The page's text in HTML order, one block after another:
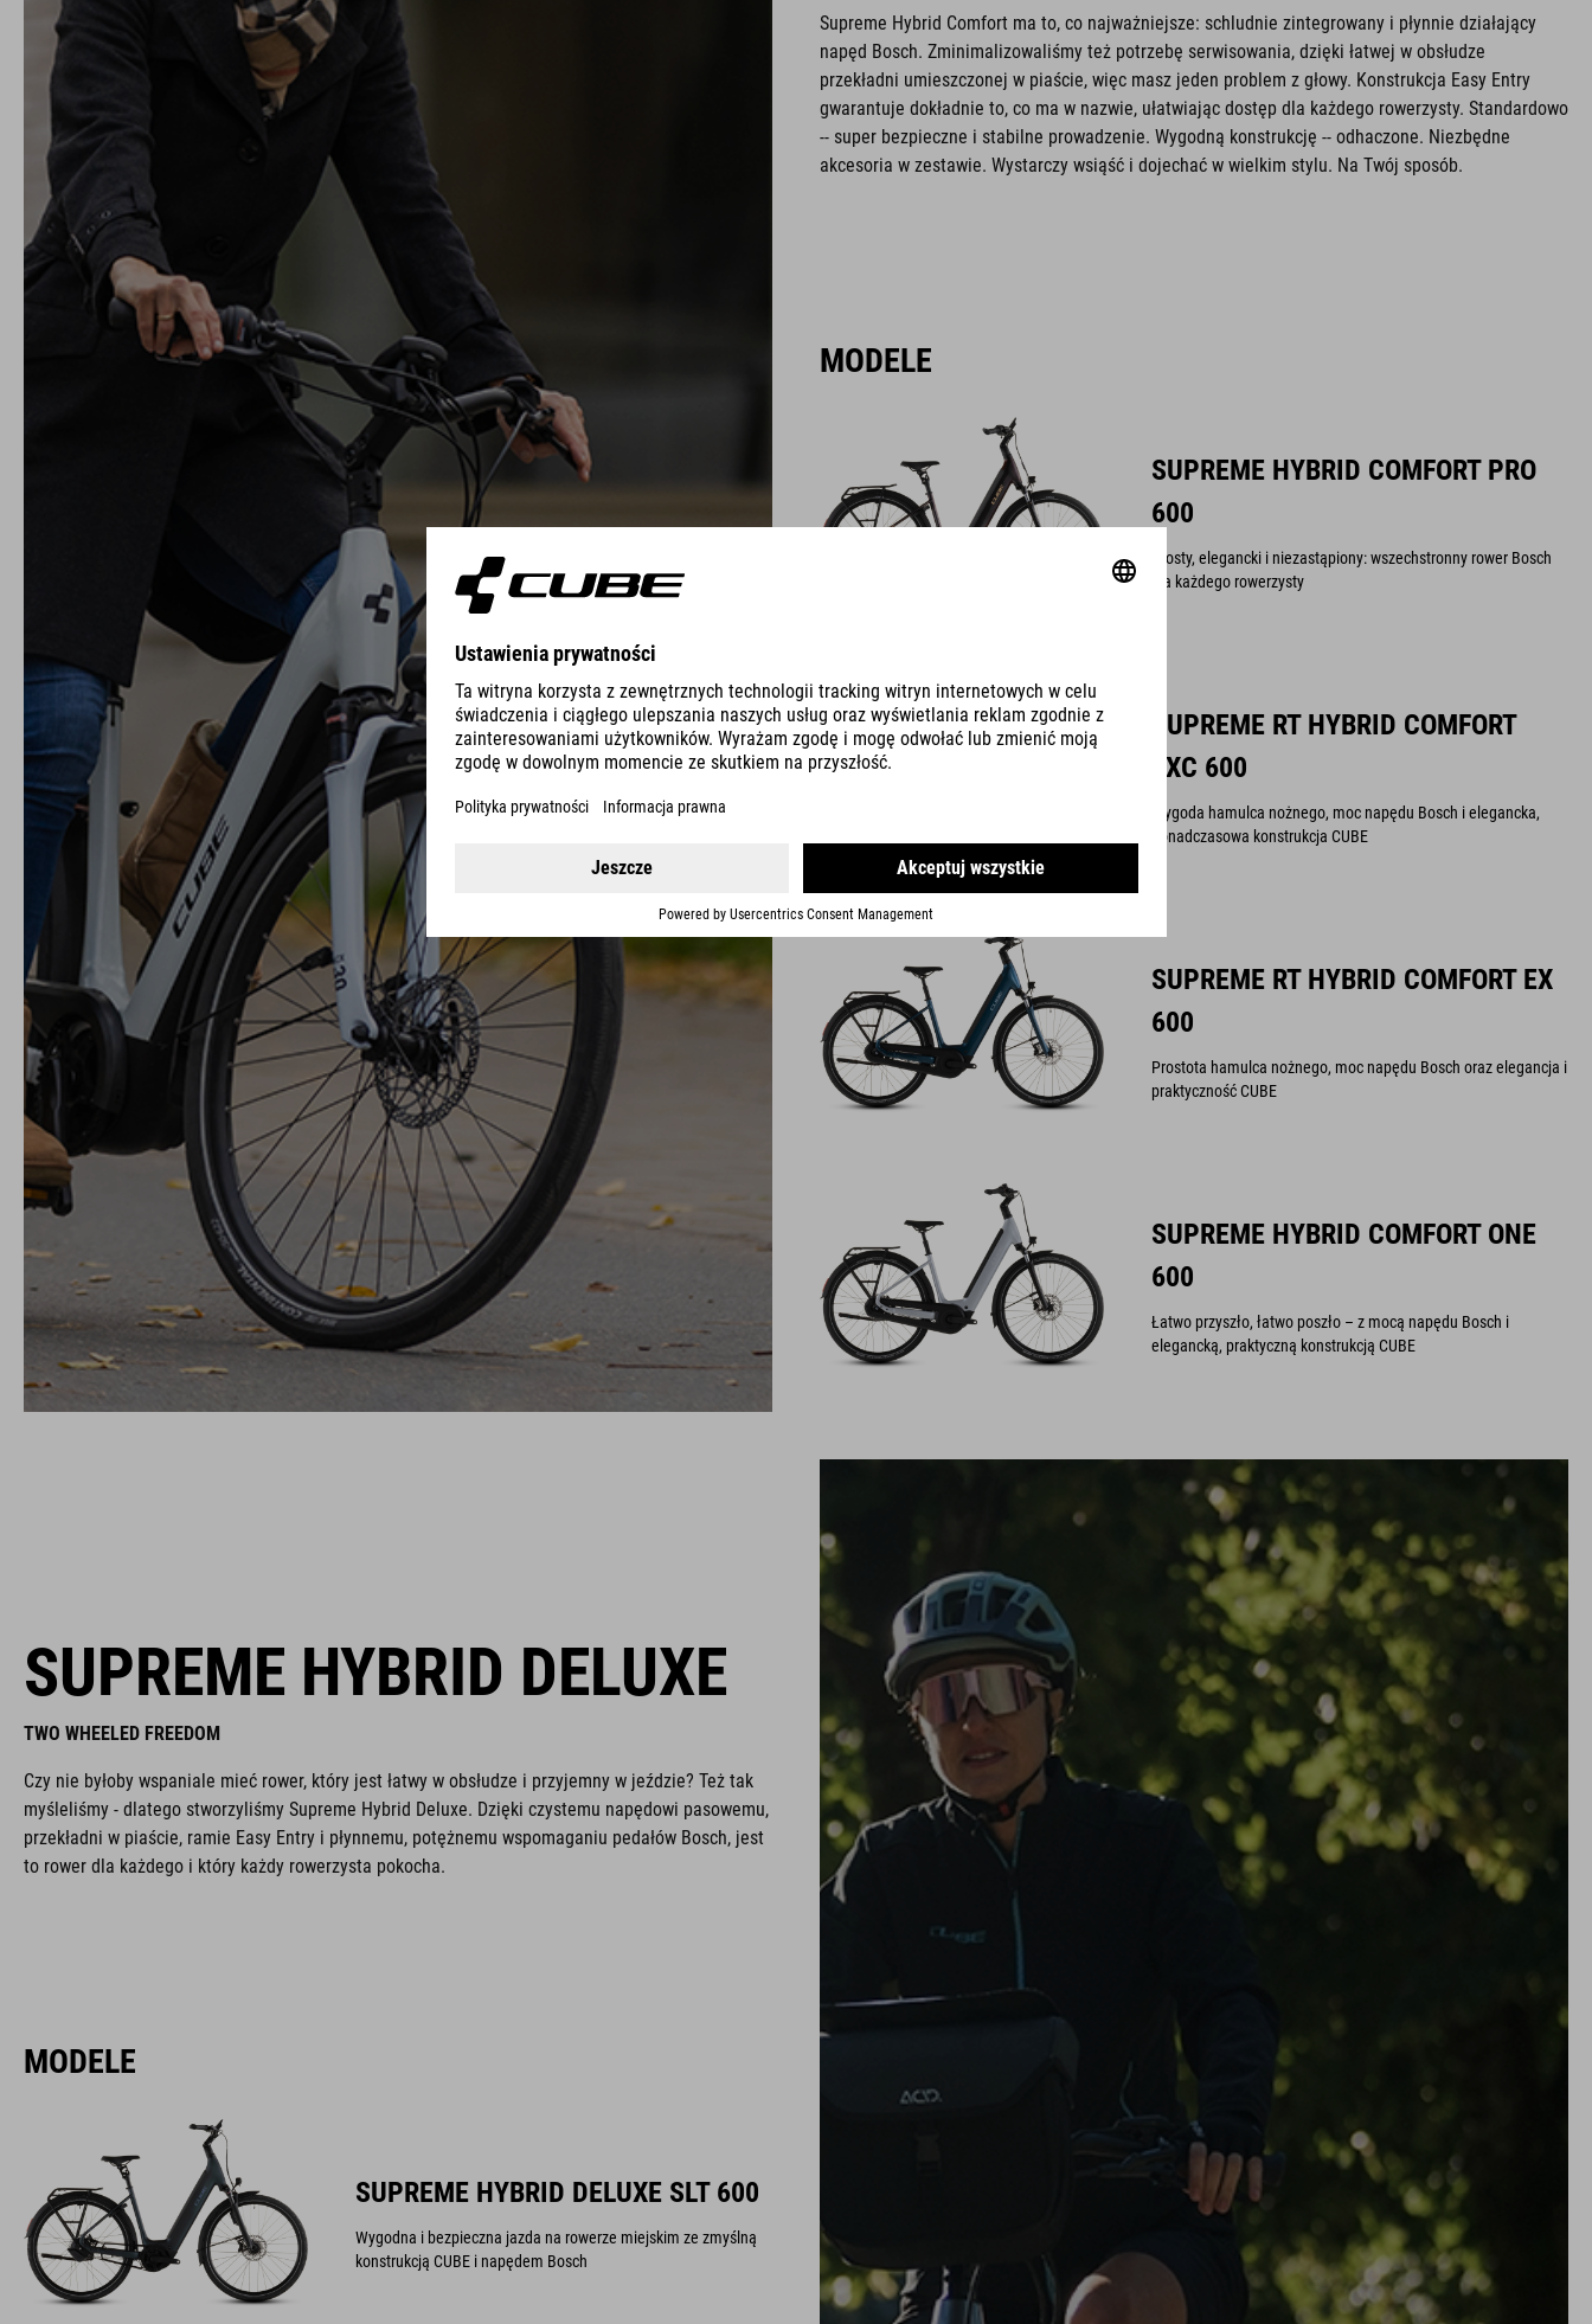
Supreme Hybrid Comfort ma to, co najważniejsze: schludnie zintegrowany i płynnie działający
napęd Bosch. Zminimalizowaliśmy też potrzebę serwisowania, dzięki łatwej w obsłudze
przekładni umieszczonej w piaście, więc masz jeden problem z głowy. Konstrukcja Easy Entry
gwarantuje dokładnie to, co ma w nazwie, ułatwiając dostęp dla każdego rowerzysty. Standardowo
-- super bezpieczne i stabilne prowadzenie. Wygodną konstrukcję -- odhaczone. Niezbędne
akcesoria w zestawie. Wystarczy wsiąść i dojechać w wielkim stylu. Na Twój sposób.
MODELE
SUPREME HYBRID COMFORT PRO
600
Prosty, elegancki i niezastąpiony: wszechstronny rower Bosch
dla każdego rowerzysty
SUPREME RT HYBRID COMFORT
EXC 600
Wygoda hamulca nożnego, moc napędu Bosch i elegancka,
ponadczasowa konstrukcja CUBE
SUPREME RT HYBRID COMFORT EX
600
Prostota hamulca nożnego, moc napędu Bosch oraz elegancja i
praktyczność CUBE
SUPREME HYBRID COMFORT ONE
600
Łatwo przyszło, łatwo poszło – z mocą napędu Bosch i
elegancką, praktyczną konstrukcją CUBE
SUPREME HYBRID DELUXE
TWO WHEELED FREEDOM
Czy nie byłoby wspaniale mieć rower, który jest łatwy w obsłudze i przyjemny w jeździe? Też tak
myśleliśmy - dlatego stworzyliśmy Supreme Hybrid Deluxe. Dzięki czystemu napędowi pasowemu,
przekładni w piaście, ramie Easy Entry i płynnemu, potężnemu wspomaganiu pedałów Bosch, jest
to rower dla każdego i który każdy rowerzysta pokocha.
MODELE
SUPREME HYBRID DELUXE SLT 600
Wygodna i bezpieczna jazda na rowerze miejskim ze zmyślną
konstrukcją CUBE i napędem Bosch